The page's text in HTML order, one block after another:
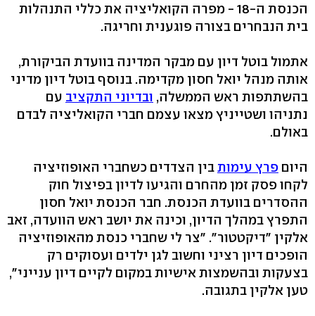
הכנסת ה-18 - מפרה הקואליציה את כללי התנהלות
בית הנבחרים בצורה פוגענית וחריגה.
אתמול בוטל דיון עם מבקר המדינה בוועדת הביקורת,
אותה מנהל יואל חסון מקדימה. בנוסף בוטל דיון מדיני
בהשתתפות ראש הממשלה, ובדיוני התקציב עם
נתניהו ושטייניץ מצאו עצמם חברי הקואליציה לבדם
באולם.
היום פרץ עימותבין הצדדים כשחברי האופוזיציה
לקחו פסק זמן מהחרם והגיעו לדיון בפיצול חוק
ההסדרים בוועדת הכנסת. חבר הכנסת יואל חסון
התפרץ במהלך הדיון, וכינה את יושב ראש הוועדה, זאב
אלקין "דיקטטור". "צר לי שחברי כנסת מהאופוזיציה
הופכים דיון רציני וחשוב לגן ילדים ועסוקים רק
בצעקות ובהשמצות אישיות במקום לקיים דיון ענייני",
טען אלקין בתגובה.